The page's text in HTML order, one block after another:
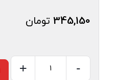
345,150 تومان
-
+